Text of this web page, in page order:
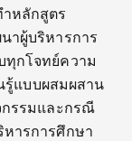
ำหลักสูตร
าผู้บริหารการ
กโจทย์ความ
รู้แบบผสมผสาน
กรรมและกรณี
ารการศึกษา